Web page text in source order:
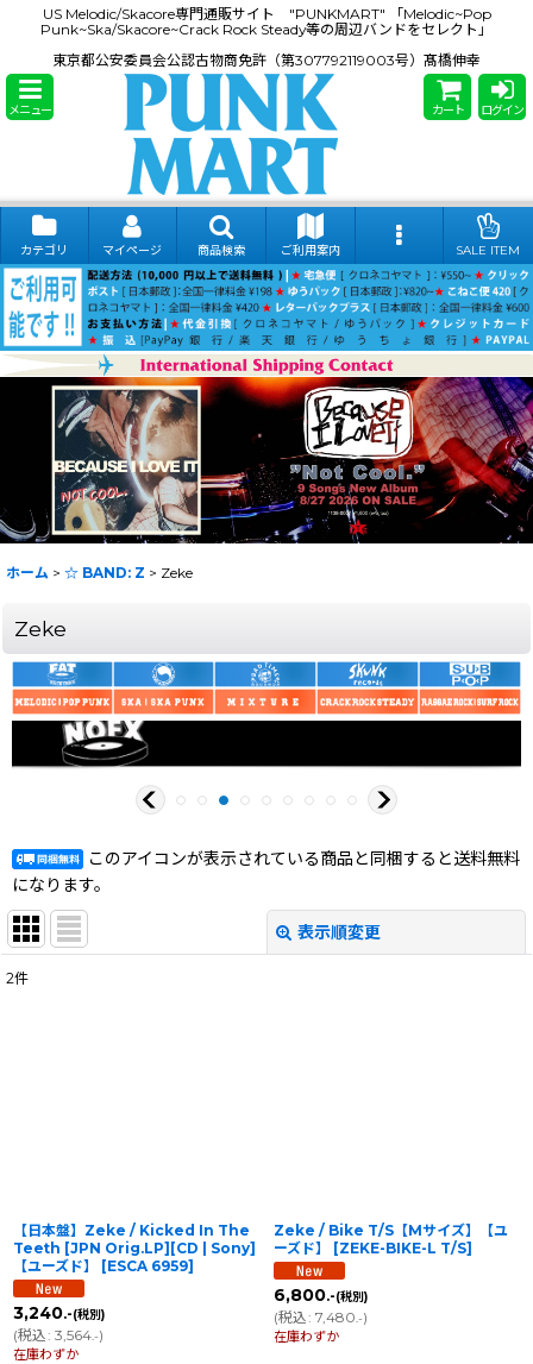
US Melodic/Skacore専門通販サイト "PUNKMART" 「Melodic~Pop
Punk~Ska/Skacore~Crack Rock Steady等の周辺バンドをセレクト」
東京都公安委員会公認古物商免許（第307792119003号）髙橋伸幸
メニュー カート ログイン
カテゴリ マイページ 商品検索 ご利用案内 SALE ITEM
ホーム > ☆ BAND: Z > Zeke
Zeke
このアイコンが表示されている商品と同梱すると送料無料
になります。
表示順変更
2件
【日本盤】Zeke / Kicked In The
Teeth [JPN Orig.LP][CD | Sony]
【ユーズド】
[ESCA 6959]
3,240.-(税別)
(税込: 3,564.-)
在庫わずか
Zeke / Bike T/S【Mサイズ】【ユ
ーズド】
[ZEKE-BIKE-L T/S]
6,800.-(税別)
(税込: 7,480.-)
在庫わずか